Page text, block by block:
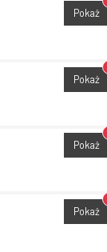
Pokaż
Pokaż
Pokaż
Pokaż